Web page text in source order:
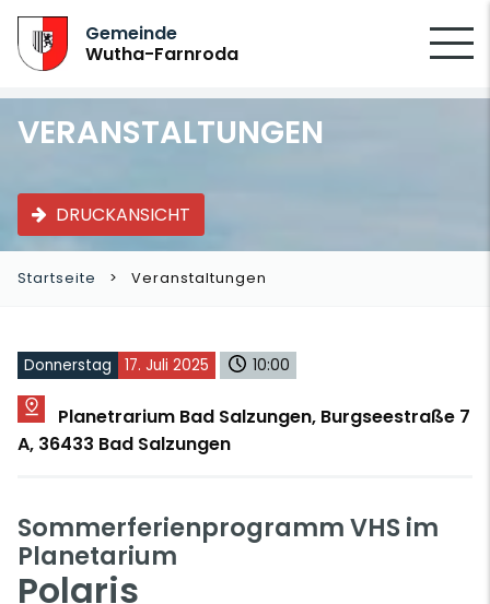
Gemeinde
Wutha-Farnroda
VERANSTALTUNGEN
DRUCKANSICHT
Startseite Veranstaltungen
Donnerstag 17. Juli 2025 10:00
Planetrarium Bad Salzungen, Burgseestraße 7
A, 36433 Bad Salzungen
Sommerferienprogramm VHS im
Planetarium
Polaris